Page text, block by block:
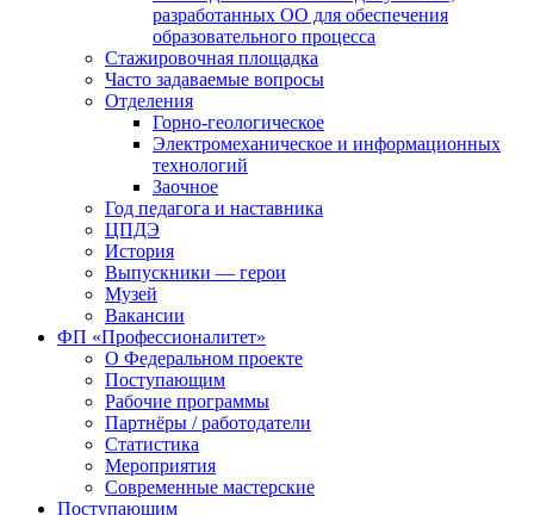
разработанных ОО для обеспечения
образовательного процесса
Стажировочная площадка
Часто задаваемые вопросы
Отделения
Горно-геологическое
Электромеханическое и информационных
технологий
Заочное
Год педагога и наставника
ЦПДЭ
История
Выпускники — герои
Музей
Вакансии
ФП «Профессионалитет»
О Федеральном проекте
Поступающим
Рабочие программы
Партнёры / работодатели
Статистика
Мероприятия
Современные мастерские
Поступающим